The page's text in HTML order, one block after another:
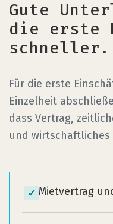
Gute
die erste
schneller.
Für die erste
Einzelheit
dass Vertrag,
und wirtschaftliches
✓ Mietvertrag